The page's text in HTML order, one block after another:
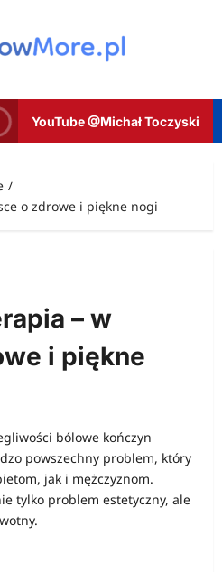
YouTube @Michał Toczyski
o zdrowe i piękne nogi
– w
i piękne
bólowe kończyn
powszechny problem, który
jak i mężczyznom.
tylko problem estetyczny, ale